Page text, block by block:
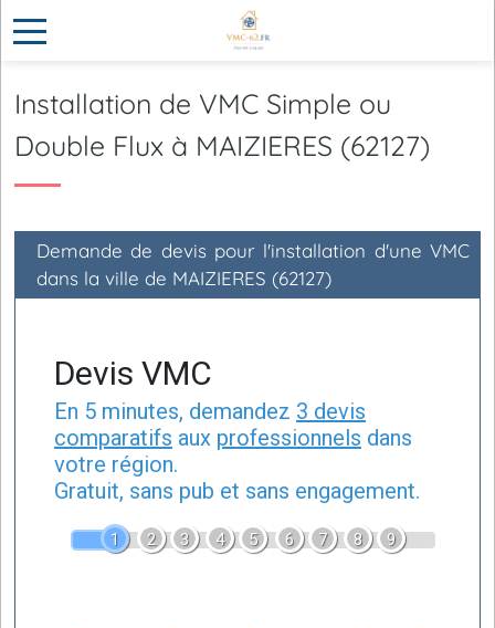
Installation de VMC Simple ou
Double Flux à MAIZIERES (62127)
Demande de devis pour l'installation d'une VMC
dans la ville de MAIZIERES (62127)
Devis VMC
En 5 minutes, demandez 3 devis
comparatifs aux professionnels dans
votre région.
Gratuit, sans pub et sans engagement.
1 2 3 4 5 6 7 8 9